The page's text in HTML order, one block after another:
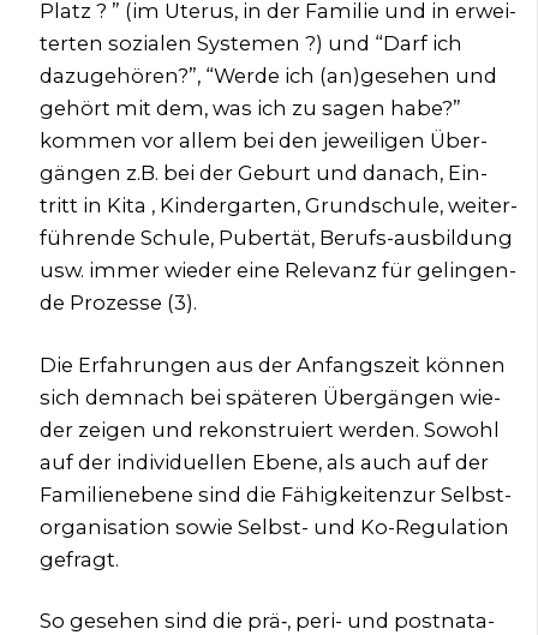
Platz ? ” (im Ute­rus, in der Fami­lie und in erwei­
ter­ten sozia­len Sys­te­men ?) und “Darf ich
dazu­ge­hö­ren?”, “Wer­de ich (an)gesehen und
gehört mit dem, was ich zu sagen habe?”
kom­men vor allem bei den jewei­li­gen Über­
gän­gen z.B. bei der Geburt und danach, Ein­
tritt in Kita , Kin­der­gar­ten, Grund­schu­le, wei­ter­
füh­ren­de Schu­le, Puber­tät, Berufs-aus­bil­dung
usw. immer wie­der eine Rele­vanz für gelin­gen­
de Pro­zes­se (3).
Die Erfah­run­gen aus der Anfangs­zeit kön­nen
sich dem­nach bei spä­te­ren Über­gän­gen wie­
der zei­gen und rekon­stru­iert wer­den. Sowohl
auf der indi­vi­du­el­len Ebe­ne, als auch auf der
Fami­li­en­ebe­ne sind die Fähig­kei­ten­zur Selbst­
or­ga­ni­sa­ti­on sowie Selbst- und Ko-Regu­la­ti­on
gefragt.
So gese­hen sind die prä‑, peri- und post­na­ta­